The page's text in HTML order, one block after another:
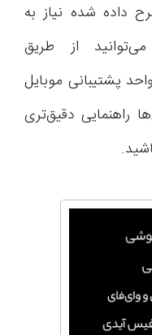
داده شده نیاز به
از طریق
پشتیبانی موبایل
راهنمایی دقیق‌تری